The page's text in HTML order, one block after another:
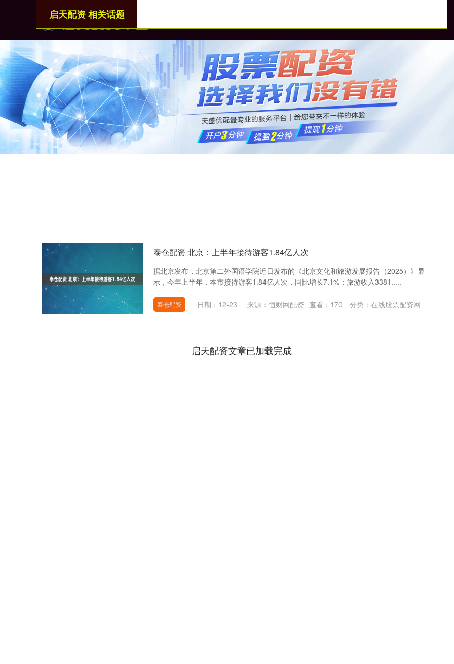
启天配资 相关话题
泰仓配资 北京：上半年接待游客1.84亿人次
据北京发布，北京第二外国语学院近日发布的《北京文化和旅游发展报告（2025）》显
示，今年上半年，本市接待游客1.84亿人次，同比增长7.1%；旅游收入3381.....
泰仓配资 日期：12-23 来源：恒财网配资 查看： 170 分类： 在线股票配资网
启天配资文章已加载完成